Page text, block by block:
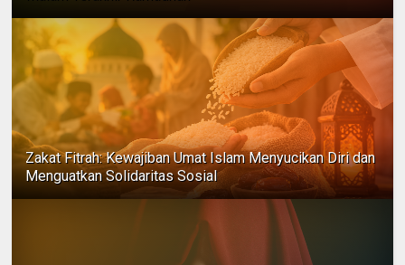
Zakat Fitrah: Kewajiban Umat Islam Menyucikan Diri dan
Menguatkan Solidaritas Sosial